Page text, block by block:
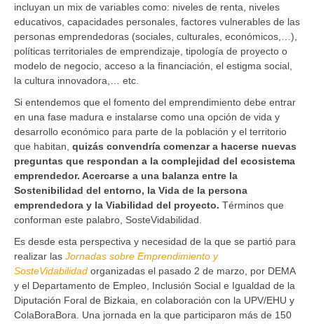
incluyan un mix de variables como: niveles de renta, niveles
educativos, capacidades personales, factores vulnerables de las
personas emprendedoras (sociales, culturales, económicos,…),
políticas territoriales de emprendizaje, tipología de proyecto o
modelo de negocio, acceso a la financiación, el estigma social,
la cultura innovadora,… etc.
Si entendemos que el fomento del emprendimiento debe entrar
en una fase madura e instalarse como una opción de vida y
desarrollo económico para parte de la población y el territorio
que habitan, quizás convendría comenzar a hacerse nuevas
preguntas que respondan a la complejidad del ecosistema
emprendedor. Acercarse a una balanza entre la
Sostenibilidad del entorno, la Vida de la persona
emprendedora y la Viabilidad del proyecto. Términos que
conforman este palabro, SosteVidabilidad.
Es desde esta perspectiva y necesidad de la que se partió para
realizar las Jornadas sobre Emprendimiento y
SosteVidabilidad organizadas el pasado 2 de marzo, por DEMA
y el Departamento de Empleo, Inclusión Social e Igualdad de la
Diputación Foral de Bizkaia, en colaboración con la UPV/EHU y
ColaBoraBora. Una jornada en la que participaron más de 150